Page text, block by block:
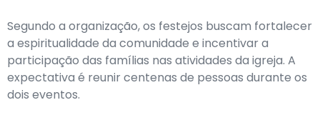
Segundo a organização, os festejos buscam fortalecer
a espiritualidade da comunidade e incentivar a
participação das famílias nas atividades da igreja. A
expectativa é reunir centenas de pessoas durante os
dois eventos.